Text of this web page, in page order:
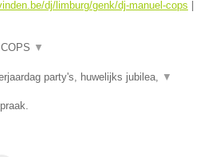
dj/limburg/genk/dj-manuel-cops
▼
party's, huwelijks jubilea, ▼